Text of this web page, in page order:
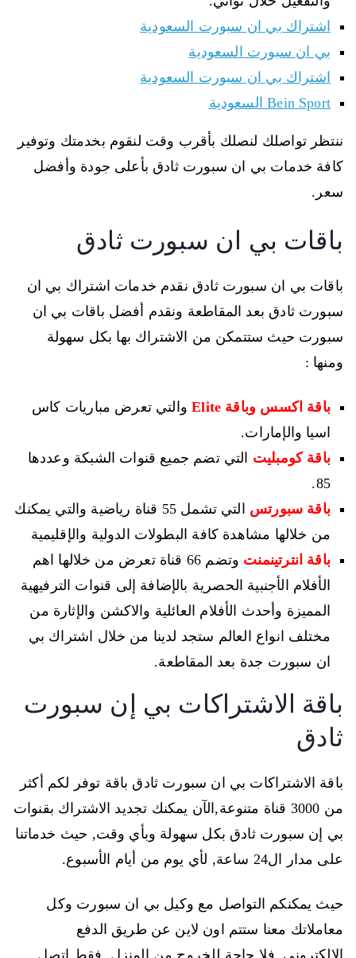
اشتراك بي ان سبورت السعودية
بي ان سبورت السعودية
اشتراك بي ان سبورت السعودية
Bein Sport السعودية
ننتظر تواصلك لنصلك بأقرب وقت لنقوم بخدمتك وتوفير
كافة خدمات بي ان سبورت ثادق بأعلى جودة وأفضل
سعر.
باقات بي ان سبورت ثادق
باقات بي ان سبورت ثادق نقدم خدمات اشتراك بي ان
سبورت ثادق بعد المقاطعة ونقدم أفضل باقات بي ان
سبورت حيث ستتمكن من الاشتراك بها بكل سهولة
ومنها :
باقة اكسس وباقة Elite
والتي تعرض مباريات كاس
اسيا والإمارات.
باقة كومبليت التي تضم جميع قنوات الشبكة وعددها
85.
باقة سبورتس
التي تشمل 55 قناة رياضية والتي يمكنك
من خلالها مشاهدة كافة البطولات الدولية والإقليمية
باقة انترتينمنت
وتضم 66 قناة تعرض من خلالها اهم
الأفلام الأجنبية الحصرية بالإضافة إلى قنوات الترفيهية
المميزة وأحدث الأفلام العائلية والاكشن والإثارة من
مختلف انواع العالم ستجد لدينا من خلال اشتراك بي
ان سبورت جدة بعد المقاطعة.
باقة الاشتراكات بي إن سبورت
ثادق
باقة الاشتراكات بي ان سبورت ثادق باقة توفر لكم أكثر
من 3000 قناة متنوعة,الآن يمكنك تجديد الاشتراك بقنوات
بي إن سبورت ثادق بكل سهولة وبأي وقت, حيث خدماتنا
على مدار ال24 ساعة, لأي يوم من أيام الأسبوع.
حيث يمكنكم التواصل مع وكيل بي ان سبورت وكل
معاملاتك معنا ستتم اون لاين عن طريق الدفع
الالكتروني, فلا حاجة للخروج من المنزل, فقط اتصل